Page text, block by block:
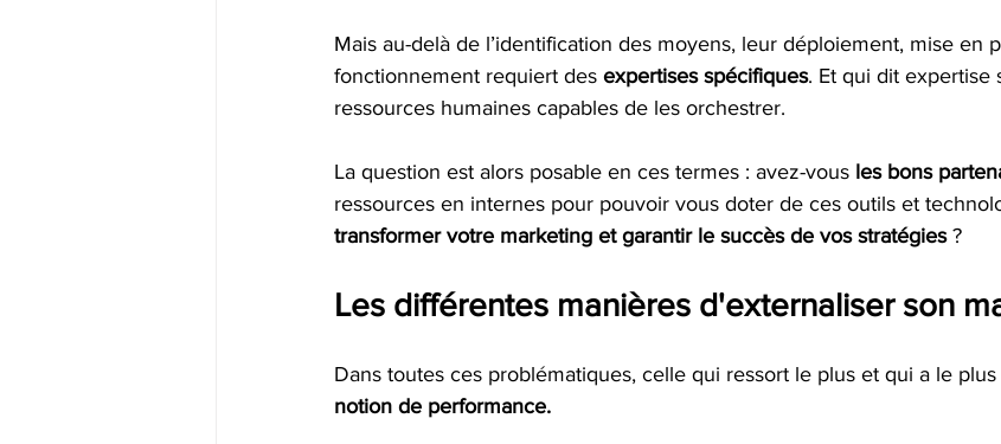
Mais au-delà de l’identification des moyens, leur déploiement, mise en
fonctionnement requiert des expertises spécifiques. Et qui dit expertise
ressources humaines capables de les orchestrer.
La question est alors posable en ces termes : avez-vous les bons
ressources en internes pour pouvoir vous doter de ces outils et
transformer votre marketing et garantir le succès de vos stratégies ?
Les différentes manières d'externaliser son
Dans toutes ces problématiques, celle qui ressort le plus et qui a le plus
notion de performance.